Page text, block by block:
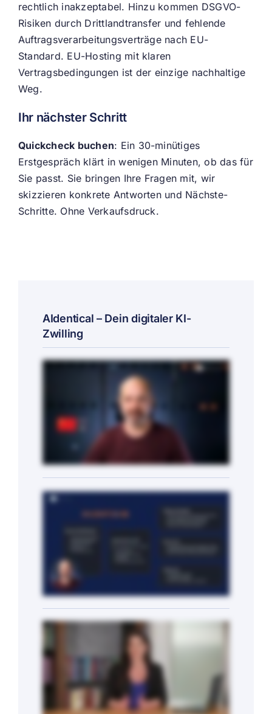
rechtlich inakzeptabel. Hinzu kommen DSGVO-
Risiken durch Drittlandtransfer und fehlende
Auftragsverarbeitungsverträge nach EU-
Standard. EU-Hosting mit klaren
Vertragsbedingungen ist der einzige nachhaltige
Weg.
Ihr nächster Schritt
Quickcheck buchen: Ein 30-minütiges
Erstgespräch klärt in wenigen Minuten, ob das für
Sie passt. Sie bringen Ihre Fragen mit, wir
skizzieren konkrete Antworten und Nächste-
Schritte. Ohne Verkaufsdruck.
AIdentical – Dein digitaler KI-
Zwilling